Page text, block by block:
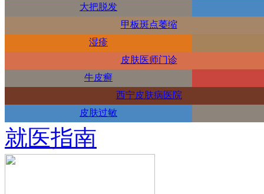
大把脱发
甲板斑点萎缩
湿疹
皮肤医师门诊
牛皮癣
西宁皮肤病医院
皮肤过敏
就医指南